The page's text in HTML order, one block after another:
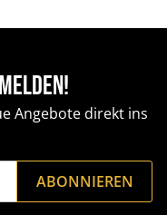
Angebote direkt ins
ABONNIEREN